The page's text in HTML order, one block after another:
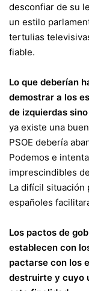
desconfiar de su
un estilo
tertulias
fiable.
Lo que deberían
demostrar a los
de izquierdas
ya existe una
PSOE debería
Podemos e
imprescindibles
La difícil situación
españoles
Los pactos de
establecen con
pactarse con los
destruirte y cuyo